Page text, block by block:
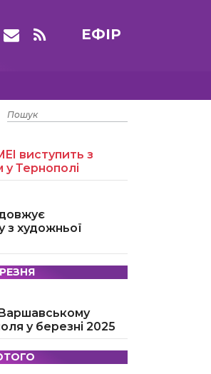
ЕФІР
виступить з
Тернополі
з художньої
у березні 2025